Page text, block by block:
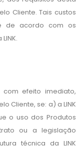
Cliente. Tais custos
de acordo com os
efeito imediato,
Cliente, se: a) a LINK
o uso dos Produtos
ou a legislação
técnica da LINK